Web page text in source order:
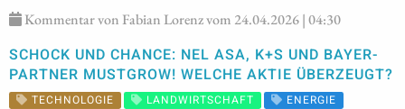
Kommentar von Fabian Lorenz vom 24.04.2026 | 04:30
SCHOCK UND CHANCE: NEL ASA, K+S UND BAYER-
PARTNER MUSTGROW! WELCHE AKTIE ÜBERZEUGT?
TECHNOLOGIE LANDWIRTSCHAFT
ENERGIE